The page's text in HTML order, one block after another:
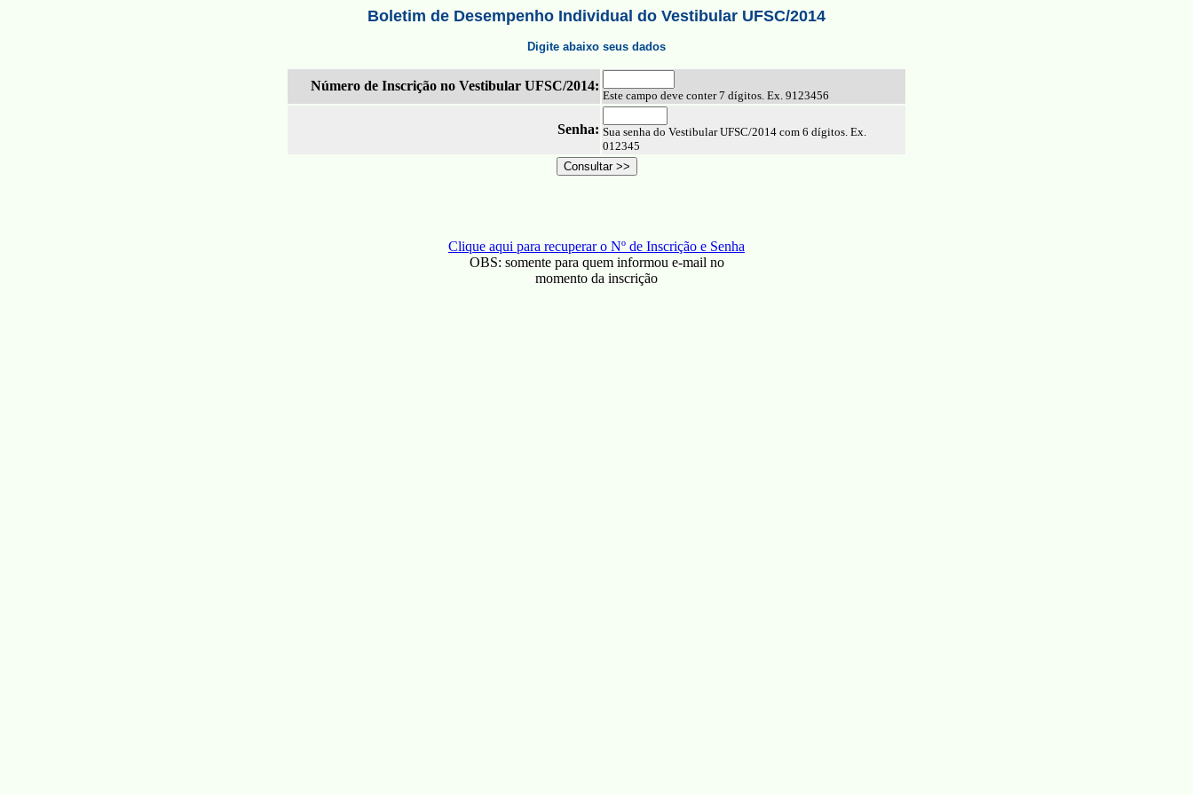
Boletim de Desempenho Individual do Vestibular UFSC/2014
Digite abaixo seus dados
Número de Inscrição no Vestibular UFSC/2014:
Este campo deve conter 7 dígitos. Ex. 9123456
Senha: Sua senha do Vestibular UFSC/2014 com 6 dígitos. Ex.
012345
Clique aqui para recuperar o Nº de Inscrição e Senha
OBS: somente para quem informou e-mail no
momento da inscrição